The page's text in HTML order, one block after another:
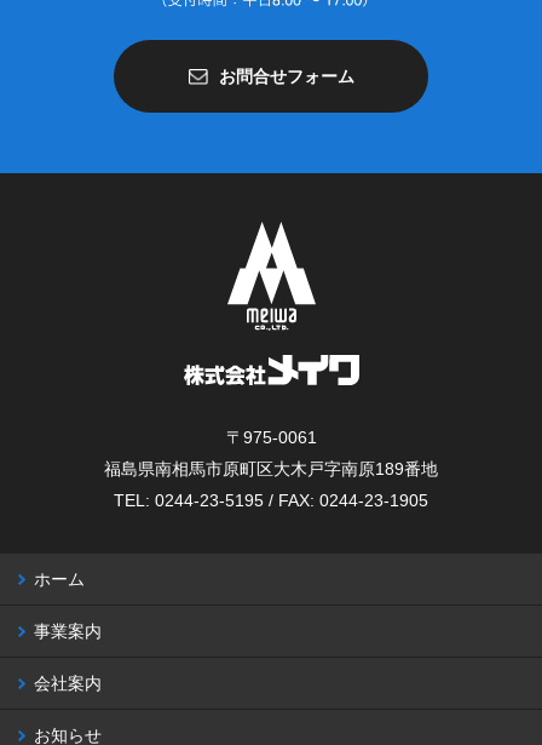
お問合せフォーム
〒975-0061
福島県南相馬市原町区大木戸字南原189番地
TEL: 0244-23-5195 / FAX: 0244-23-1905
ホーム
事業案内
会社案内
お知らせ